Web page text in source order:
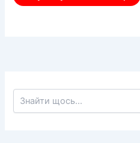
Пошук по сайту